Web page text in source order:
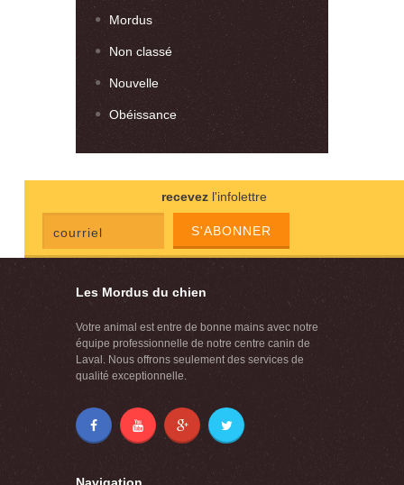
Mordus
Non classé
Nouvelle
Obéissance
recevez l'infolettre
S'ABONNER
Les Mordus du chien
Votre animal est entre de bonne mains avec notre
équipe professionnelle de notre centre canin de
Laval. Nous offrons seulement des services de
qualité exceptionnelle.